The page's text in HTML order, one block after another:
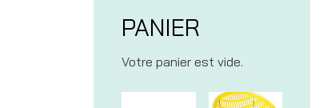
PANIER
Votre panier est vide.